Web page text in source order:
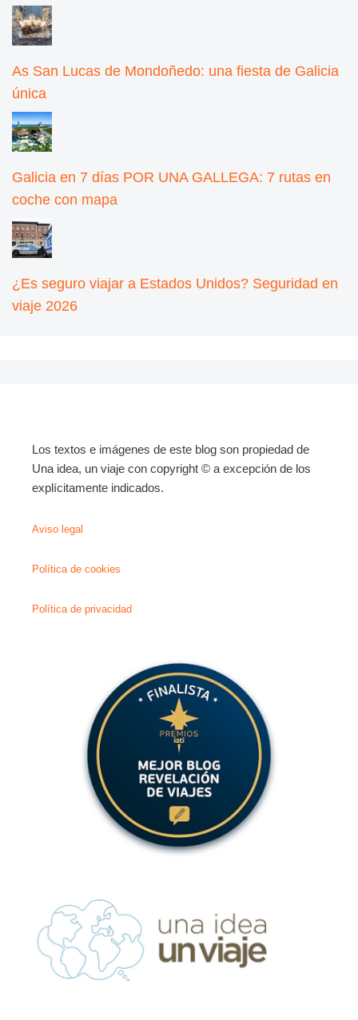
As San Lucas de Mondoñedo: una fiesta de Galicia
única
Galicia en 7 días POR UNA GALLEGA: 7 rutas en
coche con mapa
¿Es seguro viajar a Estados Unidos? Seguridad en
viaje 2026
Los textos e imágenes de este blog son propiedad de
Una idea, un viaje con copyright © a excepción de los
explícitamente indicados.
Aviso legal
Política de cookies
Política de privacidad